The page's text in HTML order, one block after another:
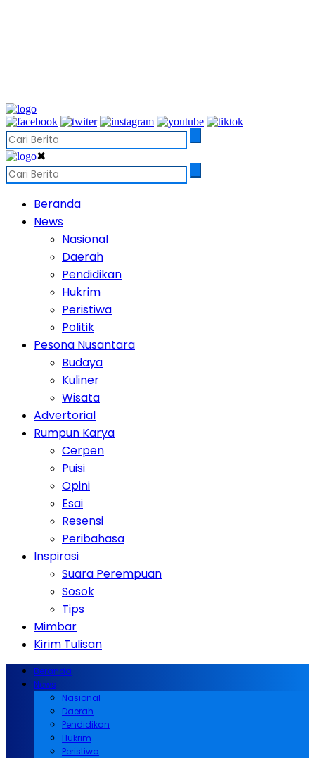
✖
Beranda
News
Nasional
Daerah
Pendidikan
Hukrim
Peristiwa
Politik
Pesona Nusantara
Budaya
Kuliner
Wisata
Advertorial
Rumpun Karya
Cerpen
Puisi
Opini
Esai
Resensi
Peribahasa
Inspirasi
Suara Perempuan
Sosok
Tips
Mimbar
Kirim Tulisan
Beranda
News
Nasional
Daerah
Pendidikan
Hukrim
Peristiwa